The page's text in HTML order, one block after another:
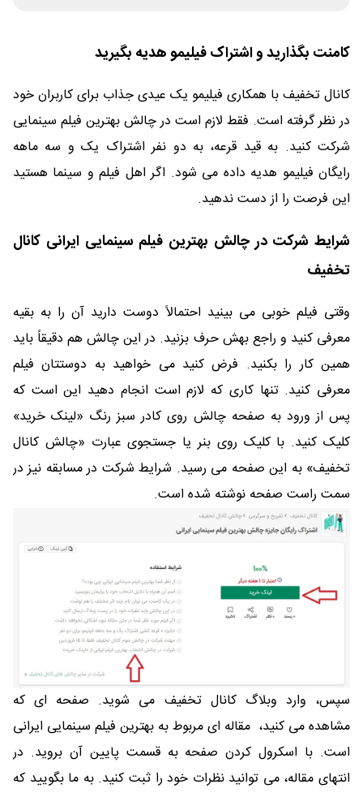
کامنت بگذارید و اشتراک فیلیمو هدیه بگیرید
کانال تخفیف با همکاری فیلیمو یک عیدی جذاب برای کاربران خود
در نظر گرفته است. فقط لازم است در چالش بهترین فیلم سینمایی
شرکت کنید. به قید قرعه، به دو نفر اشتراک یک و سه ماهه
رایگان فیلیمو هدیه داده می شود. اگر اهل فیلم و سینما هستید
این فرصت را از دست ندهید.
شرایط شرکت در چالش بهترین فیلم سینمایی ایرانی کانال
تخفیف
وقتی فیلم خوبی می بینید احتمالاً دوست دارید آن را به بقیه
معرفی کنید و راجع بهش حرف بزنید. در این چالش هم دقیقاً باید
همین کار را بکنید. فرض کنید می خواهید به دوستتان فیلم
معرفی کنید. تنها کاری که لازم است انجام دهید این است که
پس از ورود به صفحه چالش روی کادر سبز رنگ «لینک خرید»
کلیک کنید. با کلیک روی بنر یا جستجوی عبارت «چالش کانال
تخفیف» به این صفحه می رسید. شرایط شرکت در مسابقه نیز در
سمت راست صفحه نوشته شده است.
سپس، وارد وبلاگ کانال تخفیف می شوید. صفحه ای که
مشاهده می کنید، مقاله ای مربوط به بهترین فیلم سینمایی ایرانی
است. با اسکرول کردن صفحه به قسمت پایین آن بروید. در
انتهای مقاله، می توانید نظرات خود را ثبت کنید. به ما بگویید که